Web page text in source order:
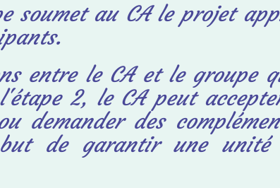
soumet au CA le projet
entre le CA et le groupe
l'étape 2, le CA peut
demander des
de garantir une unité